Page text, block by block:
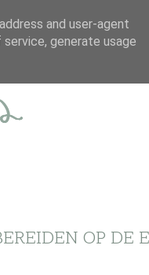
OP DE
and user-agent
generate usage